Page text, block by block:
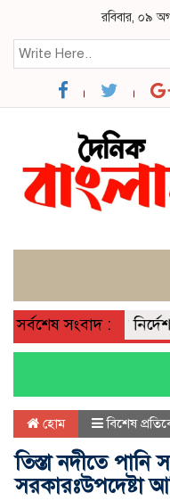
রবিবার, ০৯
সর্বশেষ সংবাদ :
সরকারি নির্দেশ
হোম বিশেষ
তিস্তা নদীতে
সরকারঃউপদেষ্টা